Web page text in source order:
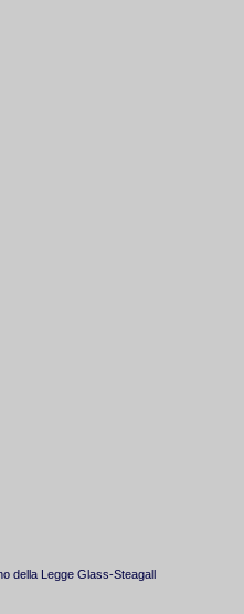
della Legge Glass-Steagall